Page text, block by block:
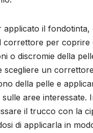
applicato il fondotinta,
correttore per coprire
o discromie della
scegliere un
della pelle e
aree interessate.
il trucco con la
di applicarla in